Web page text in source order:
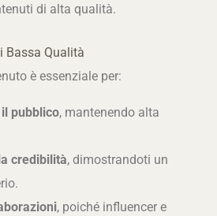
di alta qualità.
Bassa Qualità
è essenziale per:
pubblico, mantenendo alta
credibilità, dimostrandoti un
, poiché influencer e